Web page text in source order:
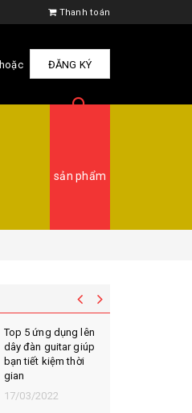
Thanh toán
hoặc ĐĂNG KÝ
sản phẩm
Top 5 ứng dụng lên
dây đàn guitar giúp
bạn tiết kiệm thời
gian
17/03/2022